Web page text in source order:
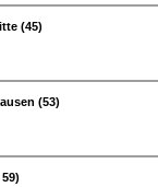
(45)
(53)